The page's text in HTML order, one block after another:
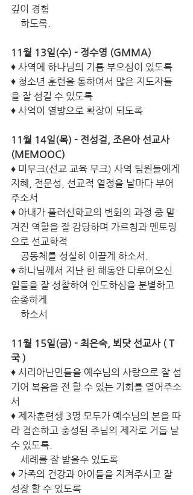
깊이 경험
    하도록.
11월 13일(수) - 정수영 (GMMA)
♦ 사역에 하나님의 기름 부으심이 있도록
♦ 청소년 훈련을 통하여서 많은 지도자들
을 잘 섬길 수 있도록
♦ 사역이 열방으로 확장이 되도록
11월 14일(목) - 전성걸, 조은아 선교사
(MEMOOC)
♦ 미무크(선교 교육 무크) 사역 팀원들에게
지혜, 전문성, 선교적 열정을 날마다 부어
주소서
♦ 아내가 풀러신학교의 변화의 과정 중 맡
겨진 역할을 잘 감당하며 가르침과 멘토링
으로 선교학적
    공동체를 성실히 이끌게 하소서.
♦ 하나님께서 지난 한 해동안 다루어오신
일들을 잘 성찰하여 인도하심을 분별하고
순종하게
    하소서
11월 15일(금) - 최은숙, 뵈닷 선교사 ( T
국 )
♦ 시리아난민들을 예수님의 사랑으로 잘 섬
기어 복음을 전 할 수 있는 기회를 열어주소
서
♦ 제자훈련생 3명 모두가 예수님의 본을 따
라 겸손하고 충성된 주님의 제자로 거듭 날
수 있도록.
    세례를 잘 받을수 있도록
♦ 가족의 건강과 아이들을 지켜주시고 잘
성장 할 수 있도록